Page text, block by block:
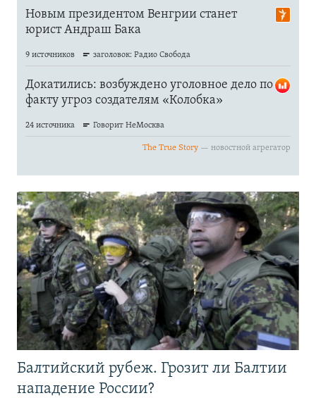
Балтийский рубеж. Грозит ли Балтии
нападение России?